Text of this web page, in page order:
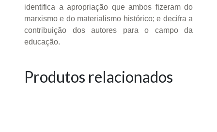
identifica a apropriação que ambos fizeram do
marxismo e do materialismo histórico; e decifra a
contribuição dos autores para o campo da
educação.
Produtos relacionados